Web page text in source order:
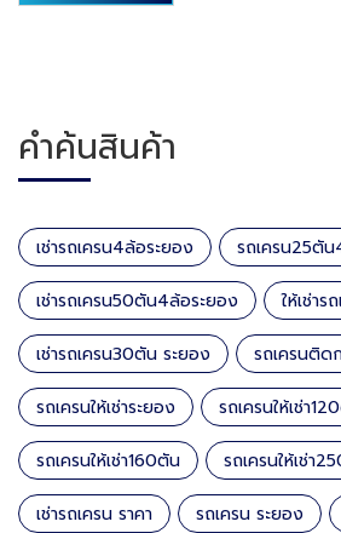
คำค้นสินค้า
เช่ารถเครน4ล้อระยอง รถเครน25ตั
เช่ารถเครน50ตัน4ล้อระยอง ให้เช่า
เช่ารถเครน30ตัน ระยอง รถเครนติด
รถเครนให้เช่าระยอง รถเครนให้เช่า
รถเครนให้เช่า160ตัน รถเครนให้เช่า
เช่ารถเครน ราคา รถเครน ระยอง